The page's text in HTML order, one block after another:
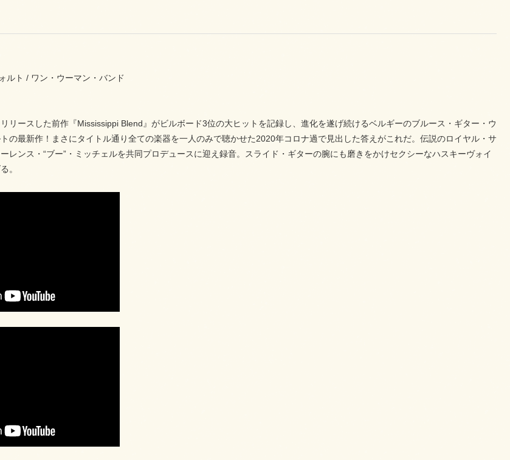
ルト / ワン・ウーマン・バンド
リースした前作『Mississippi Blend』がビルボード3位の大ヒットを記録し、進化を遂げ続けるベルギーのブルース・ギター・ウ
の最新作！まさにタイトル通り全ての楽器を一人のみで聴かせた2020年コロナ過で見出した答えがこれだ。伝説のロイヤル・サ
レンス・“ブー”・ミッチェルを共同プロデュースに迎え録音。スライド・ギターの腕にも磨きをかけセクシーなハスキーヴォイ
。